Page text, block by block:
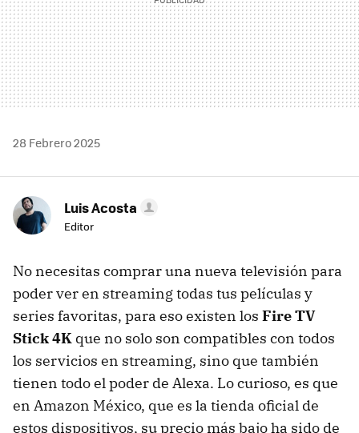
28 Febrero 2025
Luis Acosta
Editor
No necesitas comprar una nueva televisión para
poder ver en streaming todas tus películas y
series favoritas, para eso existen los Fire TV
Stick 4K que no solo son compatibles con todos
los servicios en streaming, sino que también
tienen todo el poder de Alexa. Lo curioso, es que
en Amazon México, que es la tienda oficial de
estos dispositivos, su precio más bajo ha sido de